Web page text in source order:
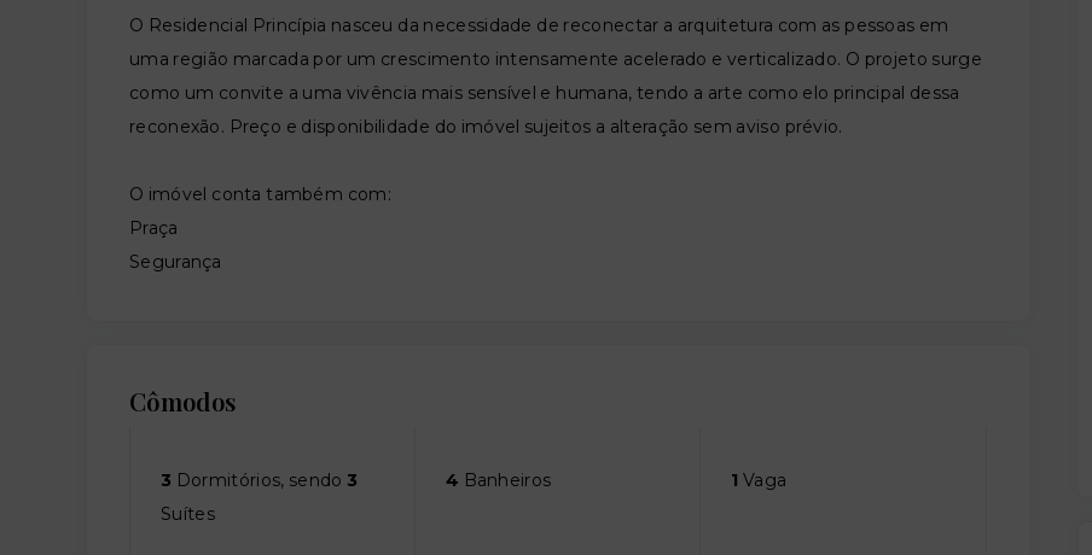
O Residencial Princípia nasceu da necessidade de reconectar a arquitetura com as pessoas em
uma região marcada por um crescimento intensamente acelerado e verticalizado. O projeto surge
como um convite a uma vivência mais sensível e humana, tendo a arte como elo principal dessa
reconexão. Preço e disponibilidade do imóvel sujeitos a alteração sem aviso prévio.
O imóvel conta também com:
Praça
Segurança
Cômodos
3 Dormitórios, sendo 3
Suítes
4 Banheiros 1 Vaga